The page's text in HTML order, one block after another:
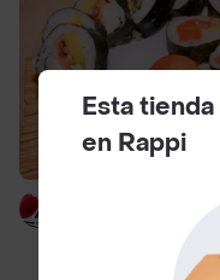
$
Esta
en Rappi